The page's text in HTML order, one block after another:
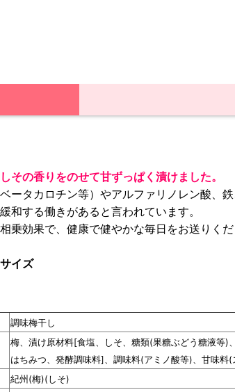
その香りをのせて甘ずっぱく漬けました。
ータカロチン等）やアルファリノレン酸、
和する働きがあると言われています。
乗効果で、健康で健やかな毎日をお送りくだ
イズ
調味梅干し
梅、漬け原材料[食塩、しそ、糖類(果糖ぶどう糖液等)
はちみつ、発酵調味料]、調味料(アミノ酸等)、甘味料(
紀州(梅)(しそ)